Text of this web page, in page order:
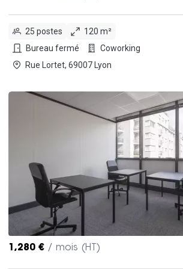
25 postes
120 m²
Bureau fermé
Coworking
Rue Lortet, 69007 Lyon
1,280 € / mois (HT)